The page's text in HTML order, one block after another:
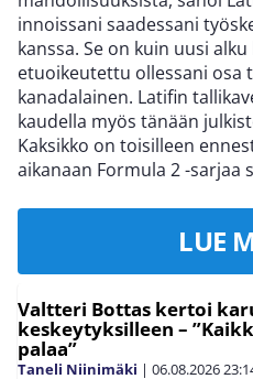
innoissani saadessani
kanssa. Se on kuin uusi
etuoikeutettu ollessani osa
kanadalainen. Latifin
kaudella myös tänään
Kaksikko on toisilleen
aikanaan Formula 2 -sarjaa
LUE
Valtteri Bottas kertoi
keskeytyksilleen –
palaa”
Taneli Niinimäki | 06.08.2026